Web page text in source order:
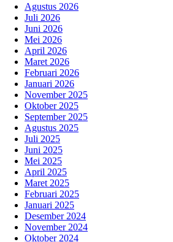
Agustus 2026
Juli 2026
Juni 2026
Mei 2026
April 2026
Maret 2026
Februari 2026
Januari 2026
November 2025
Oktober 2025
September 2025
Agustus 2025
Juli 2025
Juni 2025
Mei 2025
April 2025
Maret 2025
Februari 2025
Januari 2025
Desember 2024
November 2024
Oktober 2024